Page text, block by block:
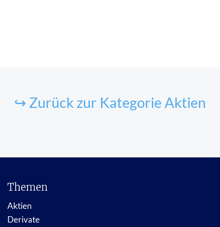
↪ Zurück zur Kategorie Aktien
Themen
Aktien
Derivate